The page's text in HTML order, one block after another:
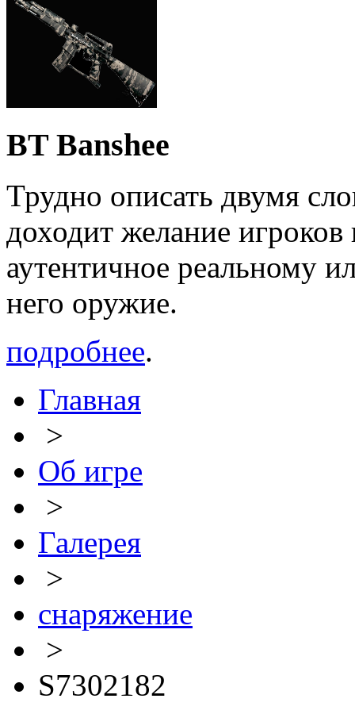
BT Banshee
Трудно описать двумя
доходит желание
аутентичное реальному
него оружие.
подробнее.
Главная
>
Об игре
>
Галерея
>
снаряжение
>
S7302182